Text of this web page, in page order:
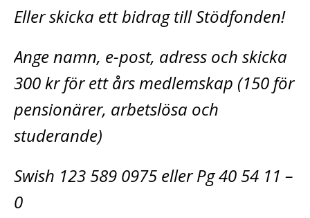
Eller skicka ett bidrag till Stödfonden!
Ange namn, e-post, adress och skicka
300 kr för ett års medlemskap (150 för
pensionärer, arbetslösa och
studerande)
Swish 123 589 0975 eller Pg 40 54 11 –
0